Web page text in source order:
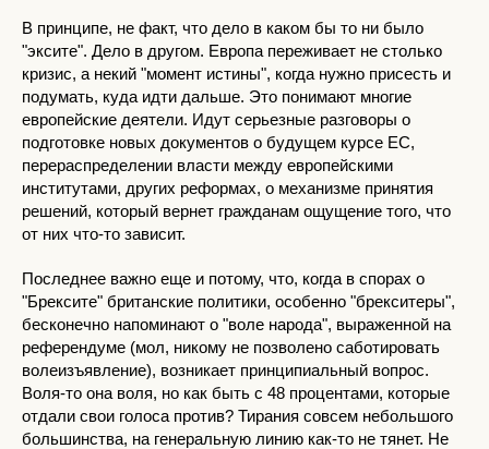
В принципе, не факт, что дело в каком бы то ни было
"эксите". Дело в другом. Европа переживает не столько
кризис, а некий "момент истины", когда нужно присесть и
подумать, куда идти дальше. Это понимают многие
европейские деятели. Идут серьезные разговоры о
подготовке новых документов о будущем курсе ЕС,
перераспределении власти между европейскими
институтами, других реформах, о механизме принятия
решений, который вернет гражданам ощущение того, что
от них что-то зависит.
Последнее важно еще и потому, что, когда в спорах о
"Брексите" британские политики, особенно "брекситеры",
бесконечно напоминают о "воле народа", выраженной на
референдуме (мол, никому не позволено саботировать
волеизъявление), возникает принципиальный вопрос.
Воля-то она воля, но как быть с 48 процентами, которые
отдали свои голоса против? Тирания совсем небольшого
большинства, на генеральную линию как-то не тянет. Не